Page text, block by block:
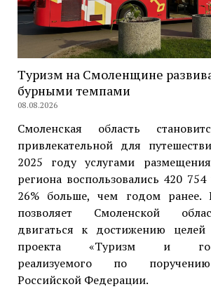
Туризм на Смоленщине
бурными темпами
08.08.2026
Смоленская область
привлекательной для
2025 году услугами
региона воспользовались 420
26% больше, чем годом ранее.
позволяет Смоленской
двигаться к достижению целей
проекта «Туризм и
реализуемого по
Российской Федерации.